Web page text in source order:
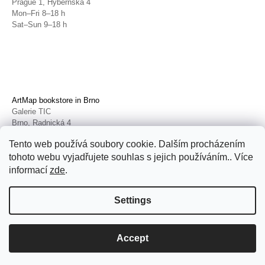
Tento web používá soubory cookie. Dalším procházením
tohoto webu vyjadřujete souhlas s jejich používáním.. Více
informací zde.
Settings
Accept
Prague 1, Hybernská 4
Mon–Fri 8–18 h
Sat–Sun 9–18 h
ArtMap bookstore in Brno
Galerie TIC
Brno, Radnická 4
Sat 14–19 h
© 2026 ArtMap. All rights reserved.Edit